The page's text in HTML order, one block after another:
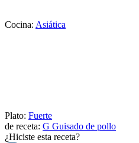
Cocina: Asiática
Plato: Fuerte
de receta: G Guisado de pollo
¿Hiciste esta receta?